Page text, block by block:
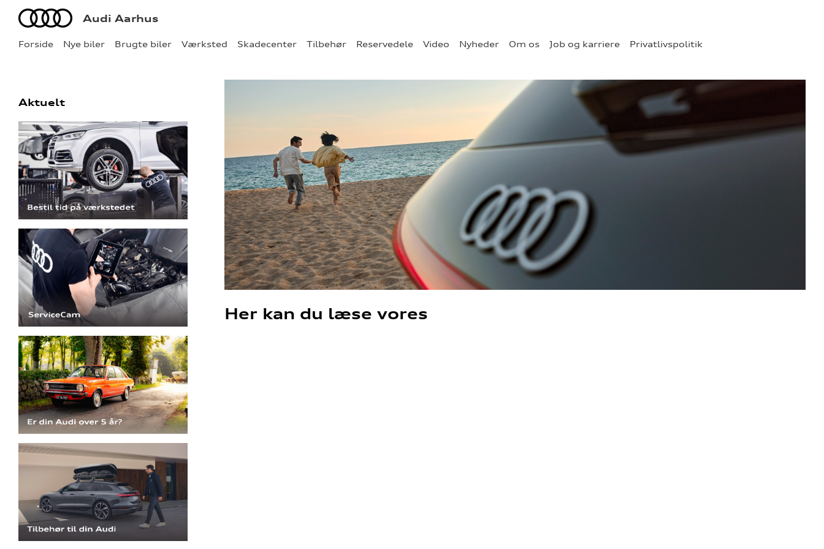
Forside Nye biler Brugte biler Værksted Skadecenter Tilbehør Reservedele Video Nyheder Om os Job og karriere Privatlivspolitik
Audi Audi Aarhus
Aktuelt
Her kan du læse vores